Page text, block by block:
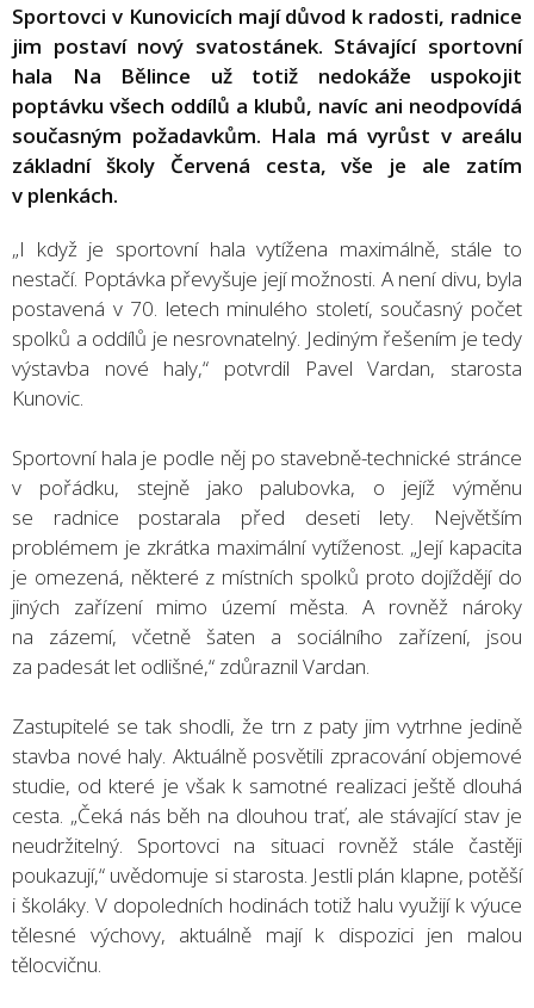
Sportovci v Kunovicích mají důvod k radosti, radnice
jim postaví nový svatostánek. Stávající sportovní
hala Na Bělince už totiž nedokáže uspokojit
poptávku všech oddílů a klubů, navíc ani neodpovídá
současným požadavkům. Hala má vyrůst v areálu
základní školy Červená cesta, vše je ale zatím
v plenkách.
„I když je sportovní hala vytížena maximálně, stále to
nestačí. Poptávka převyšuje její možnosti. A není divu, byla
postavená v 70. letech minulého století, současný počet
spolků a oddílů je nesrovnatelný. Jediným řešením je tedy
výstavba nové haly,“ potvrdil Pavel Vardan, starosta
Kunovic.
Sportovní hala je podle něj po stavebně-technické stránce
v pořádku, stejně jako palubovka, o jejíž výměnu
se radnice postarala před deseti lety. Největším
problémem je zkrátka maximální vytíženost. „Její kapacita
je omezená, některé z místních spolků proto dojíždějí do
jiných zařízení mimo území města. A rovněž nároky
na zázemí, včetně šaten a sociálního zařízení, jsou
za padesát let odlišné,“ zdůraznil Vardan.
Zastupitelé se tak shodli, že trn z paty jim vytrhne jedině
stavba nové haly. Aktuálně posvětili zpracování objemové
studie, od které je však k samotné realizaci ještě dlouhá
cesta. „Čeká nás běh na dlouhou trať, ale stávající stav je
neudržitelný. Sportovci na situaci rovněž stále častěji
poukazují,“ uvědomuje si starosta. Jestli plán klapne, potěší
i školáky. V dopoledních hodinách totiž halu využijí k výuce
tělesné výchovy, aktuálně mají k dispozici jen malou
tělocvičnu.